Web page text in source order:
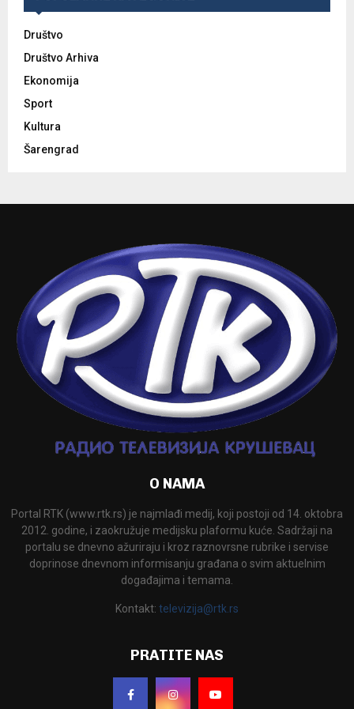
Društvo
Društvo Arhiva
Ekonomija
Sport
Kultura
Šarengrad
O NAMA
Portal RTK (www.rtk.rs) je najmlađi medij, koji postoji od 14. oktobra
2012. godine, i zaokružuje medijsku plaformu kuće. Sadržaji na
portalu se dnevno ažuriraju i kroz raznovrsne rubrike i servise
doprinose dnevnom informisanju građana o svim aktuelnim
događajima i temama.
Kontakt: televizija@rtk.rs
PRATITE NAS